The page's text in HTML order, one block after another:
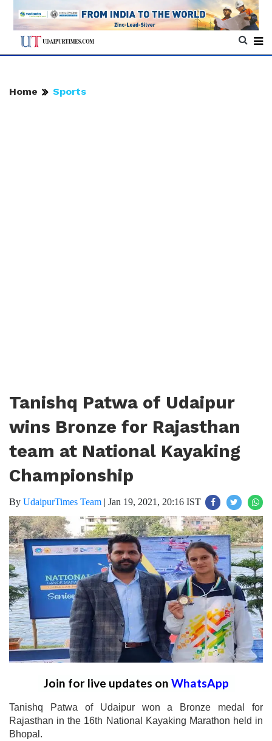
Home Sports
Tanishq Patwa of Udaipur
wins Bronze for Rajasthan
team at National Kayaking
Championship
By UdaipurTimes Team | Jan 19, 2021, 20:16 IST
Join for live updates on WhatsApp
Tanishq Patwa of Udaipur won a Bronze medal for
Rajasthan in the 16th National Kayaking Marathon held in
Bhopal.